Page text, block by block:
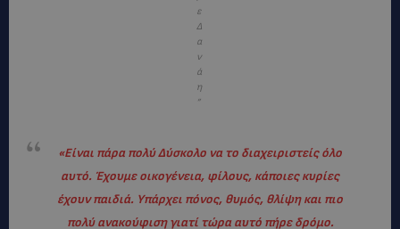
ε
Δ
α
ν
ά
η
”
«Είναι πάρα πολύ Δύσκολο να το διαχειριστείς όλο
αυτό. Έχουμε οικογένεια, φίλους, κάποιες κυρίες
έχουν παιδιά. Υπάρχει πόνος, θυμός, θλίψη και πιο
πολύ ανακούφιση γιατί τώρα αυτό πήρε δρόμο.